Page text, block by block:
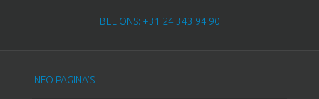
BEL ONS: +31 24 343 94 90
INFO PAGINA’S